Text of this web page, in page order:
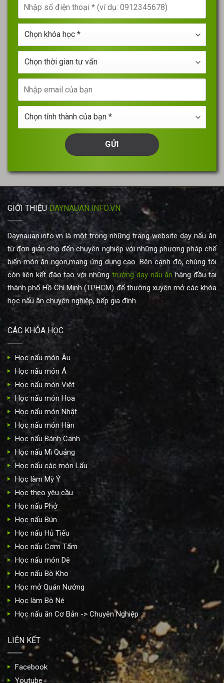
của
bạn
*
số
điện
thoại
khóa
học
thời
gian
tư
vấnemail
của
bạn
tỉnh
GIỚI THIỆUDAYNAUAN.INFO.VN
Daynauan.info.vn là một trong những trang website dạy nấu ăn
từ đơn giản cho đến chuyên nghiệp với những phương pháp chế
biến món ăn ngon,mang ứng dụng cao. Bên cạnh đó, chúng tôi
còn liên kết đào tạo với những trường dạy nấu ăn hàng đầu tại
thành phố Hồ Chí Minh (TPHCM) để thường xuyên mở các khóa
học nấu ăn chuyên nghiệp, bếp gia đình...
CÁC KHÓA HỌC
Học nấu món Âu
Học nấu món Á
Học nấu món Việt
Học nấu món Hoa
Học nấu món Nhật
Học nấu món Hàn
Học nấu Bánh Canh
Học nấu Mì Quảng
Học nấu các món Lẩu
Học làm Mỳ Ý
Học theo yêu cầu
Học nấu Phở
Học nấu Bún
Học nấu Hủ Tiếu
Học nấu Cơm Tấm
Học nấu món Dê
Học nấu Bò Kho
Học mở Quán Nướng
Học làm Bò Né
Học nấu ăn Cơ Bản -> Chuyên Nghiệp
LIÊN KẾT
Facebook
Youtube